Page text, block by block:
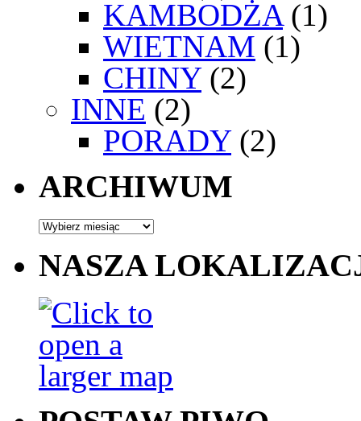
KAMBODŻA (1)
WIETNAM (1)
CHINY(2)
INNE (2)
PORADY(2)
ARCHIWUM
NASZA